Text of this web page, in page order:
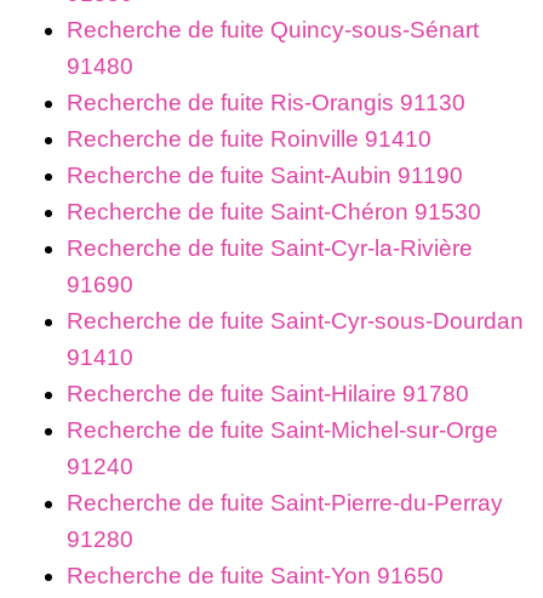
Recherche de fuite Quincy-sous-Sénart
91480
Recherche de fuite Ris-Orangis 91130
Recherche de fuite Roinville 91410
Recherche de fuite Saint-Aubin 91190
Recherche de fuite Saint-Chéron 91530
Recherche de fuite Saint-Cyr-la-Rivière
91690
Recherche de fuite Saint-Cyr-sous-Dourdan
91410
Recherche de fuite Saint-Hilaire 91780
Recherche de fuite Saint-Michel-sur-Orge
91240
Recherche de fuite Saint-Pierre-du-Perray
91280
Recherche de fuite Saint-Yon 91650